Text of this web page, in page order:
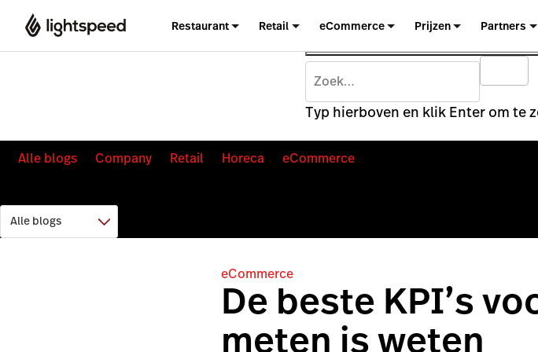
Restaurant Retail eCommerce Prijzen Partners
Typ hierboven en klik Enter om te
Alle blogs Company Retail Horeca eCommerce
eCommerce
De beste KPI’s
meten is weten